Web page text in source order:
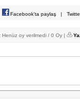
Facebook'ta paylaş |
Henüz oy verilmedi / 0 Oy |